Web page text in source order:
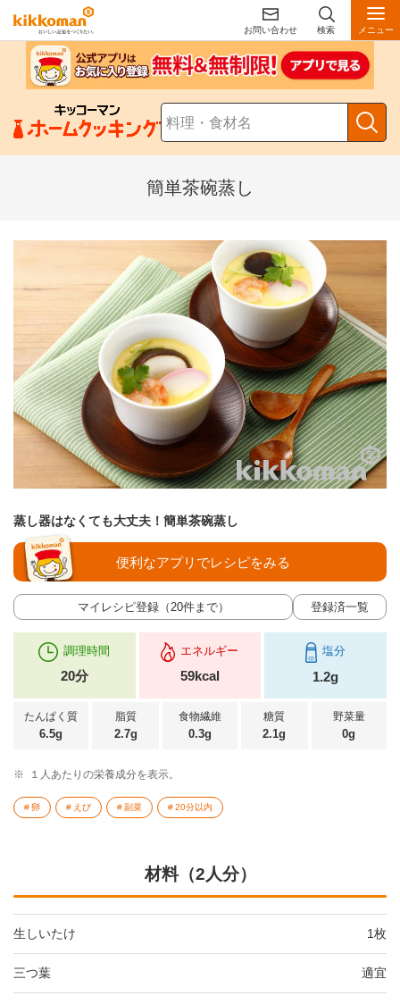
お問い合わせ 検索 メニュー
簡単茶碗蒸し
蒸し器はなくても大丈夫！簡単茶碗蒸し
マイレシピ登録（20件まで） 登録済一覧
便利なアプリでレシピをみる
調理時間
20分
エネルギー
59kcal
塩分
1.2g
たんぱく質
6.5g
脂質
2.7g
食物繊維
0.3g
糖質
2.1g
野菜量
0g
※ １人あたりの栄養成分を表示。
卵 えび 副菜 20分以内
材料（2人分）
生しいたけ 1枚
三つ葉 適宜